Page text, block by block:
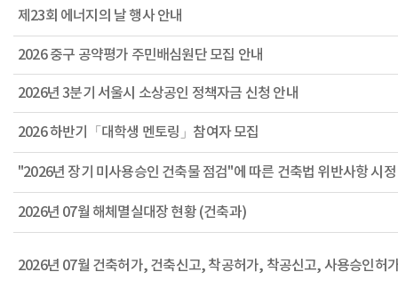
제23회 에너지의 날 행사 안내
2026 중구 공약평가 주민배심원단 모집 안내
2026년 3분기 서울시 소상공인 정책자금 신청 안내
2026 하반기「대학생 멘토링」참여자 모집
2026년 07월 해체멸실대장 현황 (건축과)